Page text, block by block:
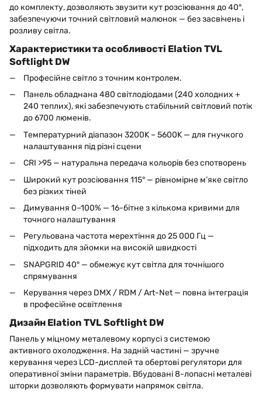
до комплекту, дозволяють звузити кут розсіювання до 40°,
забезпечуючи точний світловий малюнок — без засвічень і
розливу світла.
Характеристики та особливості Elation TVL
Softlight DW
Професійне світло з точним контролем.
Панель обладнана 480 світлодіодами (240 холодних +
240 теплих), які забезпечують стабільний світловий потік
до 6700 люменів.
Температурний діапазон 3200K – 5600K — для гнучкого
налаштування під різні сцени
CRI >95 — натуральна передача кольорів без спотворень
Широкий кут розсіювання 115° — рівномірне м’яке світло
без різких тіней
Димування 0–100% — 16-бітне з кількома кривими для
точного налаштування
Регульована частота мерехтіння до 25 000 Гц —
підходить для зйомки на високій швидкості
SNAPGRID 40° — обмежує кут світла для точнішого
спрямування
Керування через DMX / RDM / Art-Net — повна інтеграція
в професійне освітлення
Дизайн Elation TVL Softlight DW
Панель у міцному металевому корпусі з системою
активного охолодження. На задній частині — зручне
керування через LCD-дисплей та обертові регулятори для
оперативної зміни параметрів. Вбудовані 8-лопасні металеві
шторки дозволяють формувати напрямок світла.